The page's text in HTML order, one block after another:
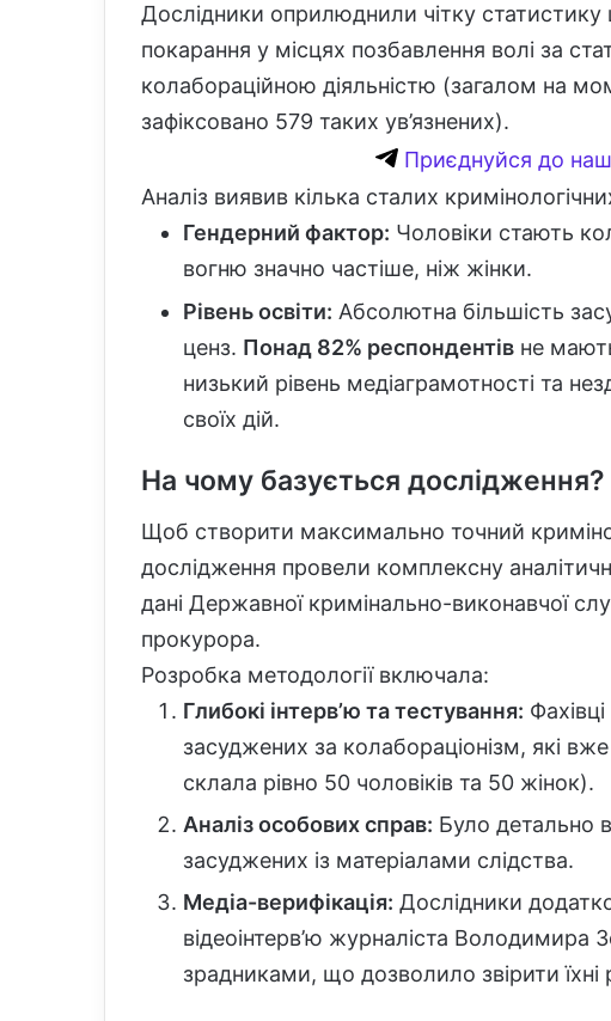
Дослідники оприлюднили чітку статистику
покарання у місцях позбавлення волі за
колабораційною діяльністю (загалом на
зафіксовано 579 таких ув’язнених).
Приєднуйся до
Аналіз виявив кілька сталих
Гендерний фактор: Чоловіки стають
вогню значно частіше, ніж жінки.
Рівень освіти: Абсолютна більшість
ценз. Понад 82% респондентів не
низький рівень медіаграмотності та
своїх дій.
На чому базується дослідження?
Щоб створити максимально точний
дослідження провели комплексну
дані Державної кримінально-виконавчої
прокурора.
Розробка методології включала:
Глибокі інтерв’ю та тестування:
засуджених за колабораціонізм, які
склала рівно 50 чоловіків та 50 жінок).
Аналіз особових справ: Було детально
засуджених із матеріалами слідства.
Медіа-верифікація: Дослідники
відеоінтерв’ю журналіста Володимира
зрадниками, що дозволило звірити їхні